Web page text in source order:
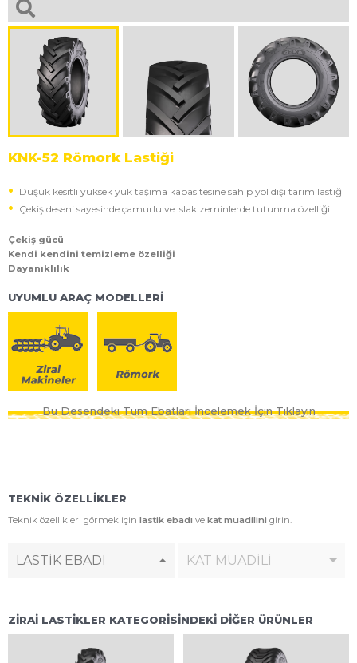
KNK-52 Römork Lastiği
Düşük kesitli yüksek yük taşıma kapasitesine sahip yol dışı tarım lastiği
Çekiş deseni sayesinde çamurlu ve ıslak zeminlerde tutunma özelliği
Çekiş gücü
Kendi kendini temizleme özelliği
Dayanıklılık
UYUMLU ARAÇ MODELLERİ
Bu Desendeki Tüm Ebatları İncelemek İçin Tıklayın
TEKNİK ÖZELLİKLER
Teknik özellikleri görmek için lastik ebadı ve kat muadilini girin.
LASTİK EBADI KAT MUADİLİ
ZİRAİ LASTİKLER KATEGORİSİNDEKİ DİĞER ÜRÜNLER